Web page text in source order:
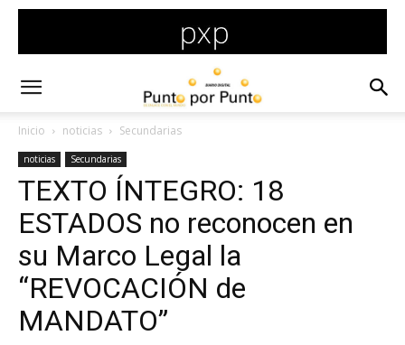
Inicio noticias Secundarias
noticias Secundarias
TEXTO ÍNTEGRO: 18
ESTADOS no reconocen en
su Marco Legal la
“REVOCACIÓN de
MANDATO”